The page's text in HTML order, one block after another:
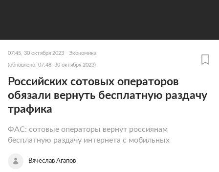
07:45, 30 октября 2023 Экономика
(обновлено: 07:48, 30 октября 2023)
Российских сотовых операторов
обязали вернуть бесплатную раздачу
трафика
ФАС: сотовые операторы вернут россиянам
бесплатную раздачу интернета с мобильных
Вячеслав Агапов